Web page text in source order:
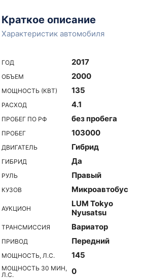
Краткое описание
Характеристик автомобиля
ГОД 2017
ОБЪЕМ 2000
МОЩНОСТЬ (КВТ) 135
РАСХОД 4.1
ПРОБЕГ ПО РФ без пробега
ПРОБЕГ 103000
ДВИГАТЕЛЬ Гибрид
ГИБРИД Да
РУЛЬ Правый
КУЗОВ Микроавтобус
АУКЦИОН
LUM Tokyo
Nyusatsu
ТРАНСМИССИЯ Вариатор
ПРИВОД Передний
МОЩНОСТЬ, Л.С. 145
МОЩНОСТЬ 30 МИН,
Л.С.
0